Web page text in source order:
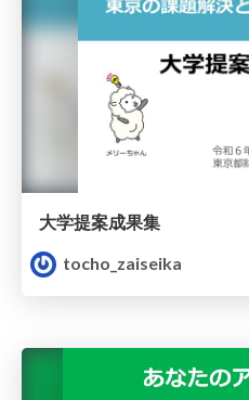
大学提案成果集
tocho_zaiseika